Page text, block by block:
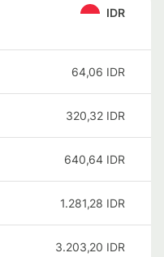
IDR
64,06 IDR
320,32 IDR
640,64 IDR
1.281,28 IDR
3.203,20 IDR